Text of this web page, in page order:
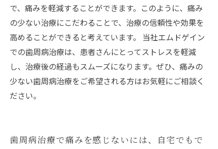
で、痛みを軽減することができます。このように、痛み
の少ない治療にこだわることで、治療の信頼性や効果を
高めることができると考えています。 当社エムドゲイン
での歯周病治療は、患者さんにとってストレスを軽減
し、治療後の経過もスムーズになります。ぜひ、痛みの
少ない歯周病治療をご希望される方はお気軽にご相談く
ださい。
歯周病治療で痛みを感じないには、自宅でもで